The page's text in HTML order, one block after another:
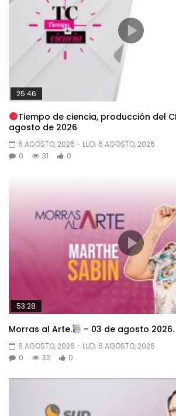
25:46
Tiempo de ciencia, producción del
agosto de 2026
6 AGOSTO, 2026 - LUD: 6 AGOSTO, 2026
0
31 0
53:28
Morras al Arte. – 03 de agosto 2026.
6 AGOSTO, 2026 - LUD: 6 AGOSTO, 2026
0
32 0